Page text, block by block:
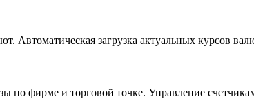
Автоматическая загрузка актуальных курсов
по фирме и торговой точке. Управление